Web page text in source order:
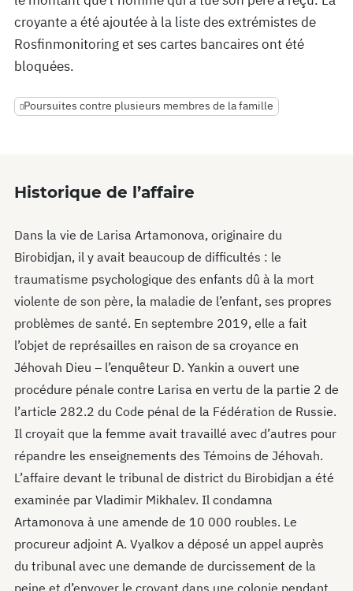
croyante a été ajoutée à la liste des extrémistes de
Rosfinmonitoring et ses cartes bancaires ont été
bloquées.
Poursuites contre plusieurs membres de la famille
Historique de l’affaire
Dans la vie de Larisa Artamonova, originaire du
Birobidjan, il y avait beaucoup de difficultés : le
traumatisme psychologique des enfants dû à la mort
violente de son père, la maladie de l’enfant, ses propres
problèmes de santé. En septembre 2019, elle a fait
l’objet de représailles en raison de sa croyance en
Jéhovah Dieu – l’enquêteur D. Yankin a ouvert une
procédure pénale contre Larisa en vertu de la partie 2 de
l’article 282.2 du Code pénal de la Fédération de Russie.
Il croyait que la femme avait travaillé avec d’autres pour
répandre les enseignements des Témoins de Jéhovah.
L’affaire devant le tribunal de district du Birobidjan a été
examinée par Vladimir Mikhalev. Il condamna
Artamonova à une amende de 10 000 roubles. Le
procureur adjoint A. Vyalkov a déposé un appel auprès
du tribunal avec une demande de durcissement de la
peine et d’envoyer le croyant dans une colonie pendant